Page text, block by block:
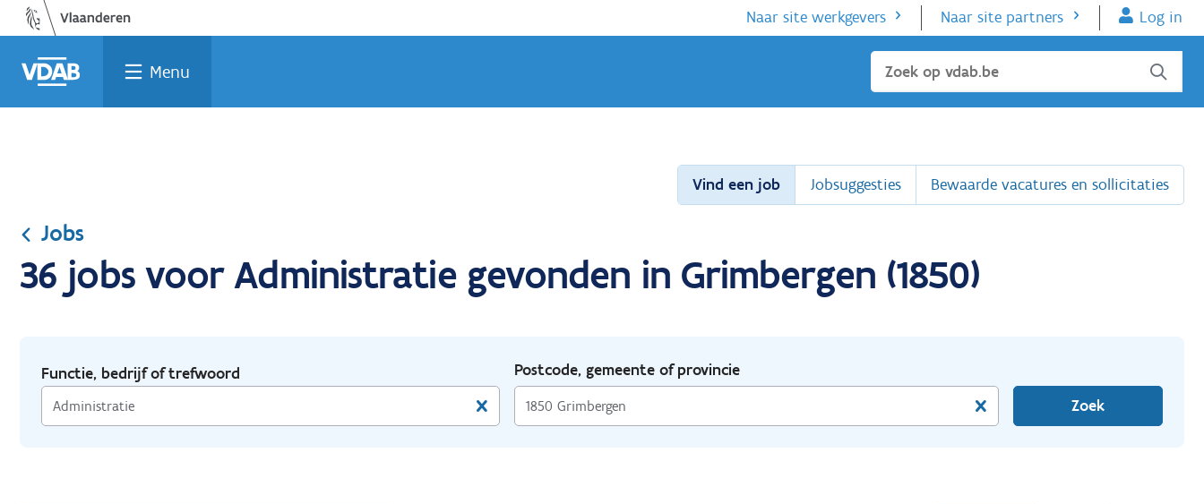
Ga
naar
de
inhoud
Vind
een
job
Vind
een
opleiding
Welke
job
past
bij
Terug
naar
home
Naar site werkgevers Naar site partners Log in
Menu Sluiten
Vind een job Jobsuggesties Bewaarde vacatures en sollicitaties
Jobs
36 jobs voor Administratie gevonden in Grimbergen (1850)
Functie, bedrijf of trefwoord
Postcode, gemeente of provincie
Zoek